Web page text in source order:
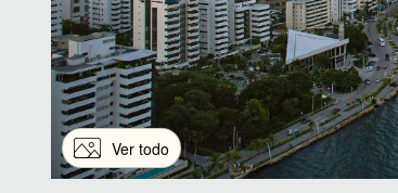
Ver todo